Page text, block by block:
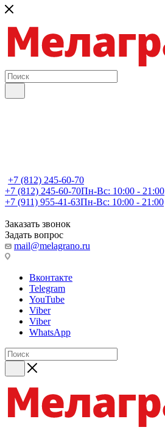
+7 (812) 245-60-70
+7 (812) 245-60-70Пн-Вс: 10:00 - 21:00
+7 (911) 955-41-63Пн-Вс: 10:00 - 21:00
Заказать звонок
Задать вопрос
mail@melagrano.ru
Вконтакте
Telegram
YouTube
Viber
Viber
WhatsApp